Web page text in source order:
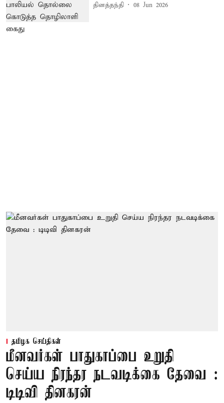
தினத்தந்தி 08 Jun 2026
தமிழக செய்திகள்
மீனவர்கள் பாதுகாப்பை உறுதி
செய்ய நிரந்தர நடவடிக்கை தேவை :
டிடிவி தினகரன்